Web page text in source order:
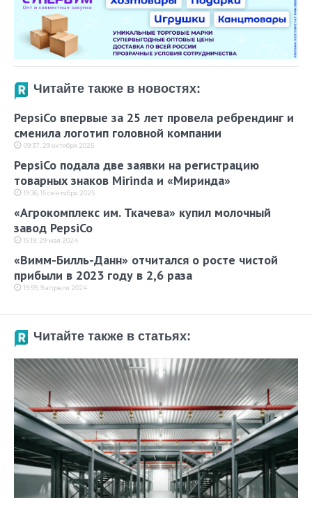
Читайте также в новостях:
PepsiCo впервые за 25 лет провела ребрендинг и
сменила логотип головной компании
09:37, 29 октября 2025
PepsiCo подала две заявки на регистрацию
товарных знаков Mirinda и «Миринда»
19:36, 15 сентября 2025
«Агрокомплекс им. Ткачева» купил молочный
завод PepsiCo
15:19, 29 мая 2024
«Вимм-Билль-Данн» отчитался о росте чистой
прибыли в 2023 году в 2,6 раза
19:59, 9 апреля 2024
Читайте также в статьях: